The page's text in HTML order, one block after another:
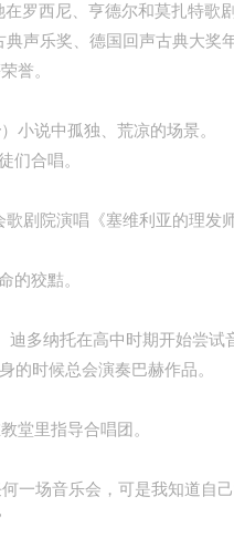
罗西尼、亨德尔和莫扎特歌
声乐奖、德国回声古典大奖
誉。
说中孤独、荒凉的场景。
合唱。
院演唱《塞维利亚的理发师
狡黠。
多纳托在高中时期开始尝试
的时候总会演奏巴赫作品。
里指导合唱团。
一场音乐会，可是我知道自